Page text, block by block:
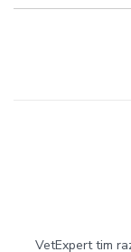
VetExpert tim